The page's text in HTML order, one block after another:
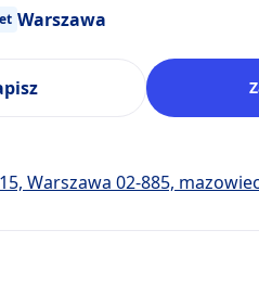
Warszawa
Warszawa 02-885,